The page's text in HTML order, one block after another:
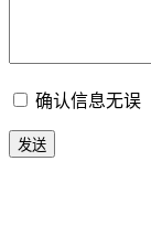
确认信息无误